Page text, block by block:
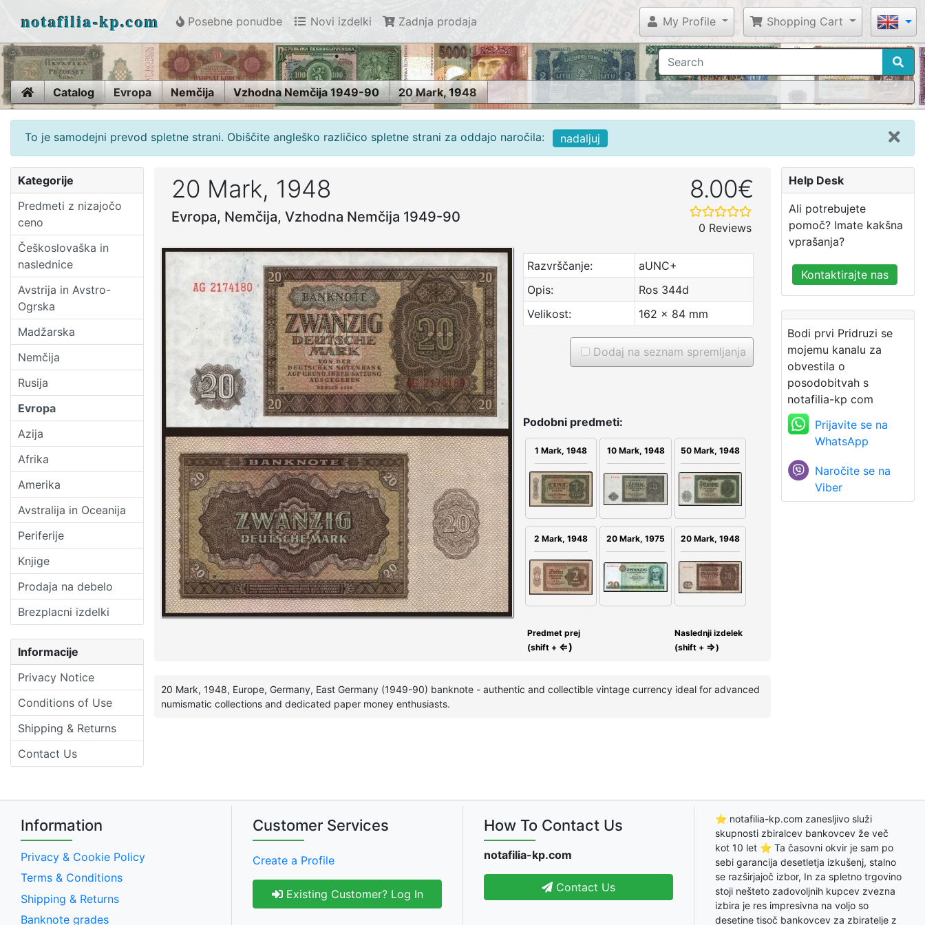
notafilia-kp.com Posebne ponudbe Novi izdelki Zadnja prodaja My Profile Shopping Cart
HomeCatalog Evropa Nemčija Vzhodna Nemčija 1949-90 20 Mark, 1948
To je samodejni prevod spletne strani. Obiščite angleško različico spletne strani za oddajo naročila: nadaljuj
Kategorije
Predmeti z nizajočo
ceno
Češkoslovaška in
naslednice
Avstrija in Avstro-
Ogrska
Madžarska
Nemčija
Rusija
Evropa
Azija
Afrika
Amerika
Avstralija in Oceanija
Periferije
Knjige
Prodaja na debelo
Brezplacni izdelki
Informacije
Privacy Notice
Conditions of Use
Shipping & Returns
Contact Us
20 Mark, 1948
Evropa, Nemčija, Vzhodna Nemčija 1949-90
8.00€
0 Reviews
Razvrščanje:
aUNC+
Opis:
Ros 344d
Velikost:
162 x 84 mm
Dodaj na seznam spremljanja
Podobni predmeti:
1 Mark, 1948 10 Mark, 1948 50 Mark, 1948
2 Mark, 1948 20 Mark, 1975 20 Mark, 1948
Predmet prej
(shift + ⇐)
Naslednji izdelek
(shift + ⇒)
20 Mark, 1948, Europe, Germany, East Germany (1949-90) banknote - authentic and collectible vintage currency ideal for advanced
numismatic collections and dedicated paper money enthusiasts.
Help Desk
Ali potrebujete
pomoč? Imate kakšna
vprašanja?
Kontaktirajte nas
Bodi prvi Pridruzi se
mojemu kanalu za
obvestila o
posodobitvah s
notafilia-kp com
Prijavite se na
WhatsApp
Naročite se na
Viber
Information
Privacy & Cookie Policy
Terms & Conditions
Shipping & Returns
Banknote grades
Customer Services
Create a Profile
Existing Customer? Log In
How To Contact Us
notafilia-kp.com
Contact Us
⭐ notafilia-kp.com zanesljivo služi
skupnosti zbiralcev bankovcev že več
kot 10 let ⭐ Ta časovni okvir je sam po
sebi garancija desetletja izkušenj, stalno
se razširjajoč izbor, In za spletno trgovino
stoji nešteto zadovoljnih kupcev zvezna
izbira je res impresivna na voljo so
desetine tisoč bankovcev za zbiratelje z